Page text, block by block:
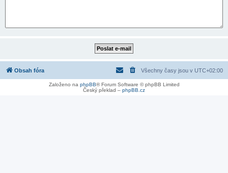
Obsah fóra Všechny časy jsou v UTC+02:00
Založeno na phpBB® Forum Software © phpBB Limited
Český překlad – phpBB.cz